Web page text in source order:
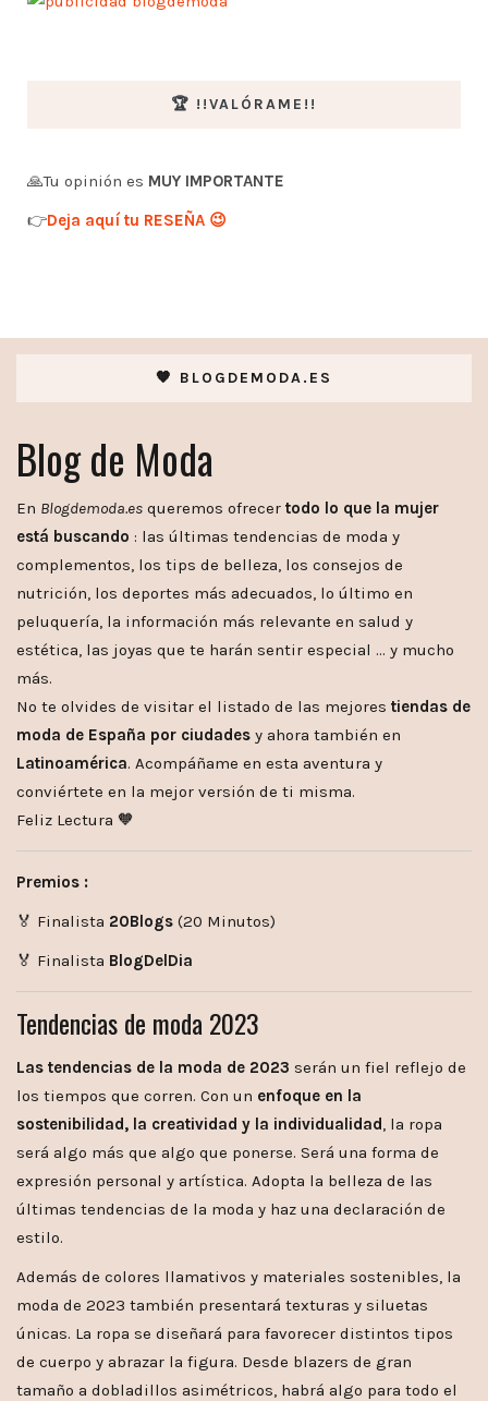
🏆 !!VALÓRAME!!
🙏Tu opinión es MUY IMPORTANTE
👉Deja aquí tu RESEÑA 😉
🧡 BLOGDEMODA.ES
Blog de Moda
En Blogdemoda.es queremos ofrecer todo lo que la mujer
está buscando : las últimas tendencias de moda y
complementos, los tips de belleza, los consejos de
nutrición, los deportes más adecuados, lo último en
peluquería, la información más relevante en salud y
estética, las joyas que te harán sentir especial … y mucho
más.
No te olvides de visitar el listado de las mejores tiendas de
moda de España por ciudades y ahora también en
Latinoamérica. Acompáñame en esta aventura y
conviértete en la mejor versión de ti misma.
Feliz Lectura 🧡
Premios :
🏅 Finalista 20Blogs (20 Minutos)
🏅 Finalista BlogDelDia
Tendencias de moda 2023
Las tendencias de la moda de 2023 serán un fiel reflejo de
los tiempos que corren. Con un enfoque en la
sostenibilidad, la creatividad y la individualidad , la ropa
será algo más que algo que ponerse. Será una forma de
expresión personal y artística. Adopta la belleza de las
últimas tendencias de la moda y haz una declaración de
estilo.
Además de colores llamativos y materiales sostenibles, la
moda de 2023 también presentará texturas y siluetas
únicas. La ropa se diseñará para favorecer distintos tipos
de cuerpo y abrazar la figura. Desde blazers de gran
tamaño a dobladillos asimétricos, habrá algo para todo el